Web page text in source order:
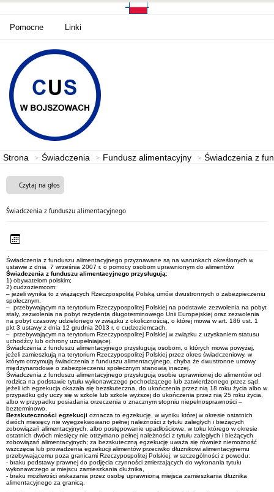
Pomocne Linki
Strona Świadczenia Fundusz alimentacyjny Świadczenia z
Czytaj na głos
Świadczenia z funduszu alimentacyjnego
Świadczenia z funduszu alimentacyjnego przyznawane są na warunkach określonych w
ustawie z dnia 7 września 2007 r. o pomocy osobom uprawnionym do alimentów.
Świadczenia z funduszu alimentacyjnego przysługują:
1) obywatelom polskim;
2) cudzoziemcom:
– jeżeli wynika to z wiążących Rzeczpospolitą Polską umów dwustronnych o zabezpieczeniu
społecznym,
– przebywającym na terytorium Rzeczypospolitej Polskiej na podstawie zezwolenia na pobyt
stały, zezwolenia na pobyt rezydenta długoterminowego Unii Europejskiej oraz zezwolenia
na pobyt czasowy udzielonego w związku z okolicznością, o której mowa w art. 186 ust. 1
pkt 3 ustawy z dnia 12 grudnia 2013 r. o cudzoziemcach,
– przebywającym na terytorium Rzeczypospolitej Polskiej w związku z uzyskaniem statusu
uchodźcy lub ochrony uzupełniającej.
Świadczenia z funduszu alimentacyjnego przysługują osobom, o których mowa powyżej,
jeżeli zamieszkują na terytorium Rzeczypospolitej Polskiej przez okres świadczeniowy, w
którym otrzymują świadczenia z funduszu alimentacyjnego, chyba że dwustronne umowy
międzynarodowe o zabezpieczeniu społecznym stanowią inaczej.
Świadczenia z funduszu alimentacyjnego przysługują osobie uprawnionej do alimentów od
rodzica na podstawie tytułu wykonawczego pochodzącego lub zatwierdzonego przez sąd,
jeżeli ich egzekucja okazała się bezskuteczna, do ukończenia przez nią 18 roku życia albo w
przypadku gdy uczy się w szkole lub szkole wyższej do ukończenia przez nią 25 roku życia,
albo w przypadku posiadania orzeczenia o znacznym stopniu niepełnosprawności –
bezterminowo.
Bezskuteczności egzekucji oznacza to egzekucję, w wyniku której w okresie ostatnich
dwóch miesięcy nie wyegzekwowano pełnej należności z tytułu zaległych i bieżących
zobowiązań alimentacyjnych, albo postępowanie upadłościowe, w toku którego w okresie
ostatnich dwóch miesięcy nie otrzymano pełnej należności z tytułu zaległych i bieżących
zobowiązań alimentacyjnych; za bezskuteczną egzekucję uważa się również niemożność
wszczęcia lub prowadzenia egzekucji alimentów przeciwko dłużnikowi alimentacyjnemu
przebywającemu poza granicami Rzeczypospolitej Polskiej, w szczególności z powodu:
- braku podstawy prawnej do podjęcia czynności zmierzających do wykonania tytułu
wykonawczego w miejscu zamieszkania dłużnika,
- braku możliwości wskazania przez osobę uprawnioną miejsca zamieszkania dłużnika
alimentacyjnego za granicą.